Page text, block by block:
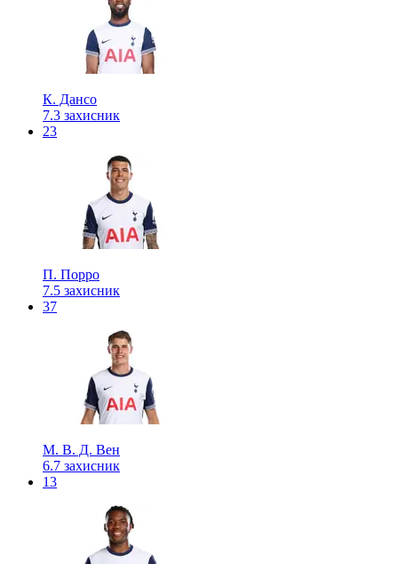
К. Дансо
7.3 захисник
23
П. Порро
7.5 захисник
37
М. В. Д. Вен
6.7 захисник
13